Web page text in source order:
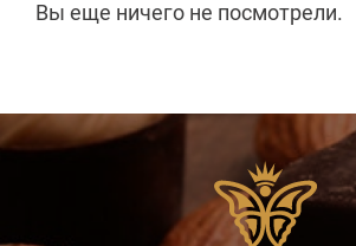
Вы еще ничего не посмотрели.